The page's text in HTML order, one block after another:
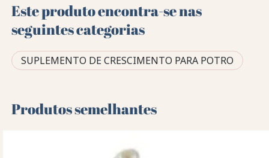
Este produto encontra-se nas
seguintes categorias
SUPLEMENTO DE CRESCIMENTO PARA POTRO
Produtos semelhantes